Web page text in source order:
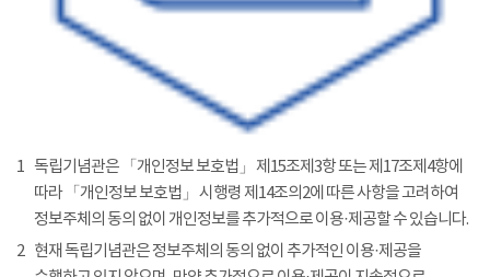
1 독립기념관은 「개인정보 보호법」 제15조제3항 또는 제17조제4항에
따라 「개인정보 보호법」 시행령 제14조의2에 따른 사항을 고려하여
정보주체의 동의 없이 개인정보를 추가적으로 이용·제공할 수 있습니다.
2 현재 독립기념관은 정보주체의 동의 없이 추가적인 이용·제공을